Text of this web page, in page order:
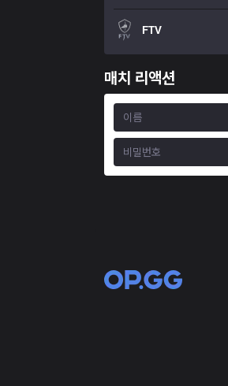
FTV
매치 리액션